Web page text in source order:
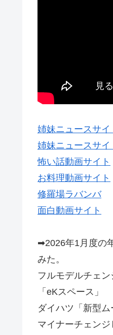
姉妹ニュースサイ
姉妹ニュースサイ
怖い話動画サイト
お料理動画サイト
修羅場ラバンバ
面白動画サイト
➡︎2026年1月度の
みた。
フルモデルチェ
「eKスペース」
ダイハツ「新型ム
マイナーチェン